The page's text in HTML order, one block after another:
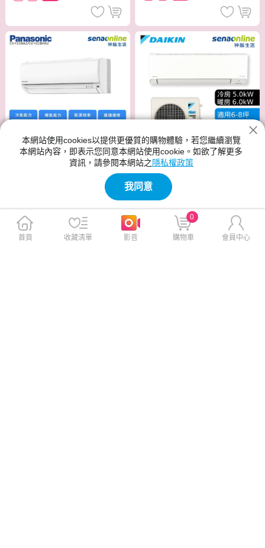
Panasonic CS-Y22BA2 CU-Y
22BHA2 3-4坪 Y系列 變頻冷
$19,800
$22,000
贈
免運
加碼送獨家雙好禮，領券再現折
DAIKIN大金 RXM50ZVLT/FT
XM50ZVLT 6-8坪 橫綱Z系列
變頻冷暖空調
$54,162 $60,180
免運
本網站使用cookies以提供更優質的購物體驗，若您繼續瀏覽
本網站內容，即表示您同意本網站使用cookie。如欲了解更多
資訊，請參閱本網站之 隱私權政策
我同意
首頁 收藏清單 影音 購物車
0
會員中心